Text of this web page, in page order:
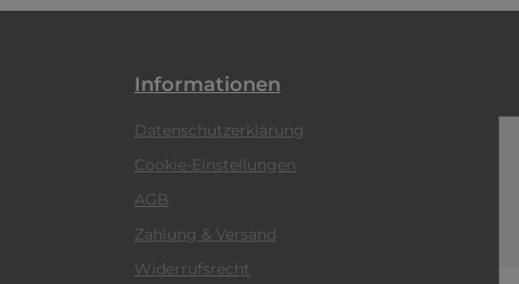
Informationen
Datenschutzerklärung
Cookie-Einstellungen
AGB
Zahlung & Versand
Widerrufsrecht